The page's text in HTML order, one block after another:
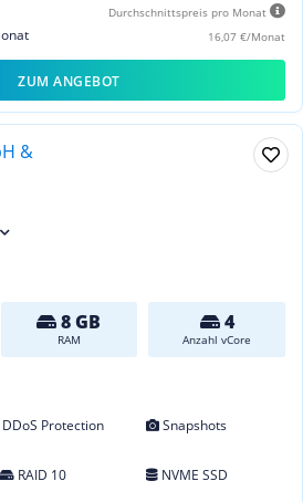
Durchschnittspreis pro Monat
16,07 €/Monat
ZUM ANGEBOT
8 GB
RAM
4
Anzahl vCore
DDoS Protection Snapshots
RAID 10 NVME SSD